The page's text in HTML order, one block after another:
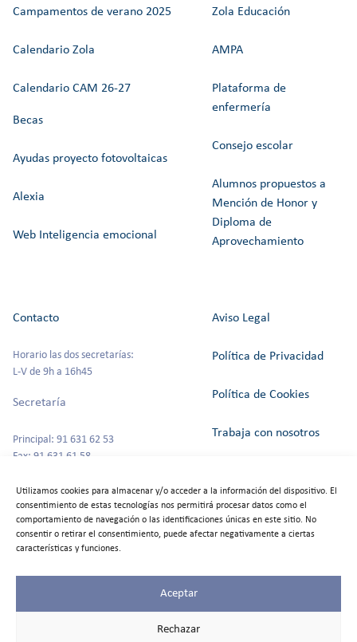
Utilizamos cookies para almacenar y/o acceder a la información del dispositivo. El
consentimiento de estas tecnologías nos permitirá procesar datos como el
comportamiento de navegación o las identificaciones únicas en este sitio. No
consentir o retirar el consentimiento, puede afectar negativamente a ciertas
características y funciones.
Aceptar
Rechazar
Campamentos de verano 2025
Calendario Zola
Calendario CAM 26-27
Becas
Ayudas proyecto fotovoltaicas
Alexia
Web Inteligencia emocional
Zola Educación
AMPA
Plataforma de
enfermería
Consejo escolar
Alumnos propuestos a
Mención de Honor y
Diploma de
Aprovechamiento
Contacto
Horario las dos secretarías:
L-V de 9h a 16h45
Secretaría
Principal: 91 631 62 53
Fax: 91 631 61 58
Escuela Infantil
Aviso Legal
Política de Privacidad
Política de Cookies
Trabaja con nosotros
Alquiler de espacios